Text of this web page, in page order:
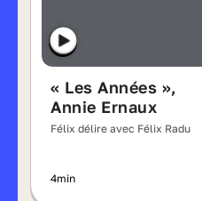
« Les Années »,
Annie Ernaux
Félix délire avec Félix Radu
4min